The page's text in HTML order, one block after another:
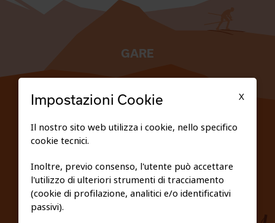
GARE
PRIVACY E COOKIE POLICY
X
Impostazioni Cookie
Il nostro sito web utilizza i cookie, nello specifico
cookie tecnici.
Inoltre, previo consenso, l'utente può accettare
l'utilizzo di ulteriori strumenti di tracciamento
(cookie di profilazione, analitici e/o identificativi
passivi).